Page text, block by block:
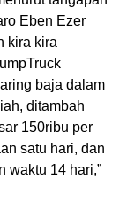
Eben Ezer
kira kira
baja dalam
ditambah
150ribu per
satu hari, dan
waktu 14 hari,”